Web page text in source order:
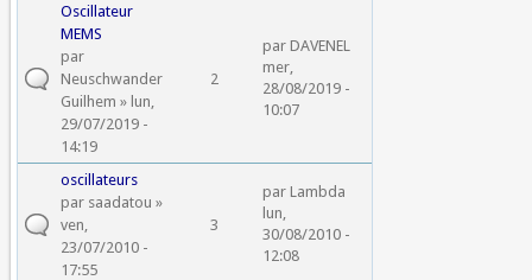
Oscillateur
MEMS
par
Neuschwander
Guilhem » lun,
29/07/2019 -
14:19
2
parDAVENEL
mer,
28/08/2019 -
10:07
oscillateurs
par saadatou »
ven,
23/07/2010 -
17:55
3
parLambda
lun,
30/08/2010 -
12:08